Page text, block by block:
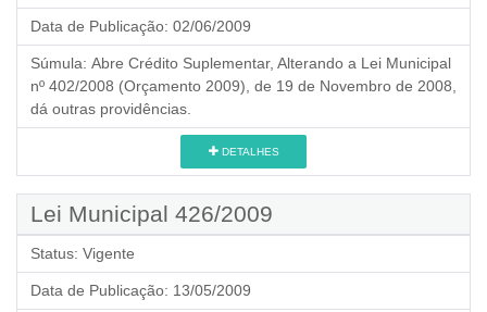
Data de Publicação: 02/06/2009
Súmula: Abre Crédito Suplementar, Alterando a Lei Municipal
nº 402/2008 (Orçamento 2009), de 19 de Novembro de 2008,
dá outras providências.
DETALHES
Lei Municipal 426/2009
Status: Vigente
Data de Publicação: 13/05/2009